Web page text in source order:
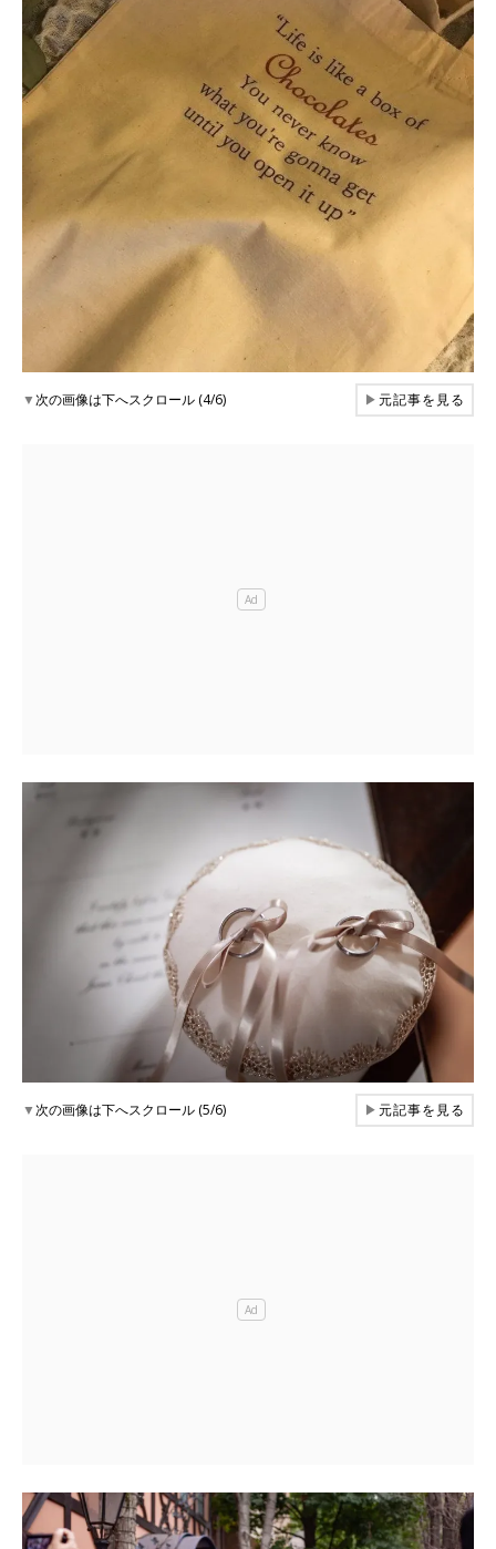
▼次の画像は下へスクロール (4/6) ▶元記事を見る
▼次の画像は下へスクロール (5/6) ▶元記事を見る